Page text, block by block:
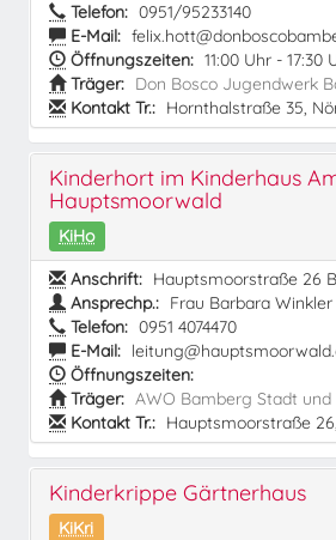
Telefon: 0951/95233140
E-Mail:
Öffnungszeiten: 11:00 Uhr - 17:30
Träger: Don Bosco Jugendwerk
Kontakt Tr.: Hornthalstraße 35,
Kinderhort im Kinderhaus
Hauptsmoorwald
KiHo
Anschrift: Hauptsmoorstraße 26
Ansprechp.: Frau Barbara Winkler
Telefon: 0951 4074470
E-Mail:
Öffnungszeiten:
Träger: AWO Bamberg Stadt und
Kontakt Tr.: Hauptsmoorstraße
Kinderkrippe Gärtnerhaus
KiKri